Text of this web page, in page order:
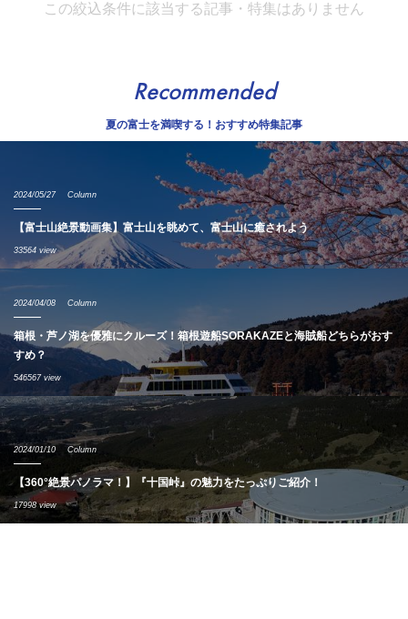
この絞込条件に該当する記事・特集はありません
Recommended
夏の富士を満喫する！おすすめ特集記事
2024/05/27 Column
【富士山絶景動画集】富士山を眺めて、富士山に癒されよう
33564 view
2024/04/08 Column
箱根・芦ノ湖を優雅にクルーズ！箱根遊船SORAKAZEと海賊船どちらがおす
すめ？
546567 view
2024/01/10 Column
【360°絶景パノラマ！】『十国峠』の魅力をたっぷりご紹介！
17998 view